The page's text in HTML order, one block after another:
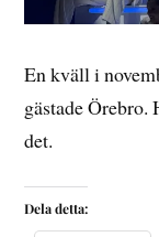
En kväll i
gästade Örebro.
det.
Dela detta: